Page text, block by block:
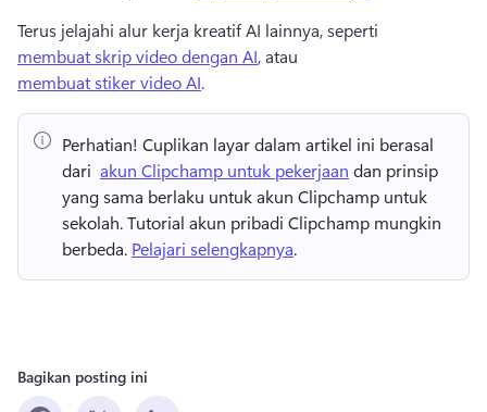
Terus jelajahi alur kerja kreatif AI lainnya, seperti
membuat skrip video dengan AI, atau
membuat stiker video AI.
Perhatian! Cuplikan layar dalam artikel ini berasal
dari ⁠ akun Clipchamp untuk pekerjaan dan prinsip
yang sama berlaku untuk akun Clipchamp untuk
sekolah. Tutorial akun pribadi Clipchamp mungkin
berbeda. Pelajari selengkapnya.
Bagikan posting ini